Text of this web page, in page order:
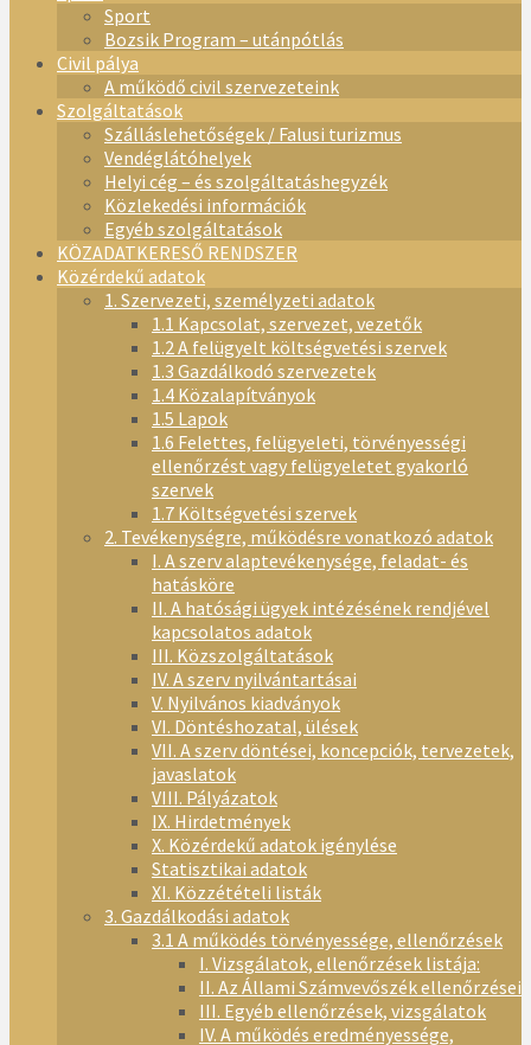
Sport
Bozsik Program – utánpótlás
Civil pálya
A működő civil szervezeteink
Szolgáltatások
Szálláslehetőségek / Falusi turizmus
Vendéglátóhelyek
Helyi cég – és szolgáltatáshegyzék
Közlekedési információk
Egyéb szolgáltatások
KÖZADATKERESŐ RENDSZER
Közérdekű adatok
1. Szervezeti, személyzeti adatok
1.1 Kapcsolat, szervezet, vezetők
1.2 A felügyelt költségvetési szervek
1.3 Gazdálkodó szervezetek
1.4 Közalapítványok
1.5 Lapok
1.6 Felettes, felügyeleti, törvényességi
ellenőrzést vagy felügyeletet gyakorló
szervek
1.7 Költségvetési szervek
2. Tevékenységre, működésre vonatkozó adatok
I. A szerv alaptevékenysége, feladat- és
hatásköre
II. A hatósági ügyek intézésének rendjével
kapcsolatos adatok
III. Közszolgáltatások
IV. A szerv nyilvántartásai
V. Nyilvános kiadványok
VI. Döntéshozatal, ülések
VII. A szerv döntései, koncepciók, tervezetek,
javaslatok
VIII. Pályázatok
IX. Hirdetmények
X. Közérdekű adatok igénylése
Statisztikai adatok
XI. Közzétételi listák
3. Gazdálkodási adatok
3.1 A működés törvényessége, ellenőrzések
I. Vizsgálatok, ellenőrzések listája:
II. Az Állami Számvevőszék ellenőrzései
III. Egyéb ellenőrzések, vizsgálatok
IV. A működés eredményessége,